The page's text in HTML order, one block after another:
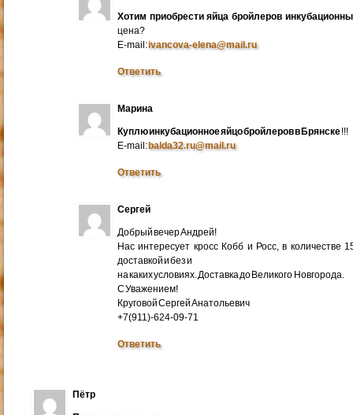
Хотим приобрести яйца бройлеров
цена?
E-mail:ivancova-elena@mail.ru
Ответить
Марина
Куплю инкубационное яйцо бройлеров в Брянске!!!
E-mail:balda32.ru@mail.ru
Ответить
Сергей
Добрый вечер Андрей!
Нас интересует кросс Кобб и Росс, в количестве
доставкой и без и
на каких условиях. Доставка до Великого Новгорода.
С Уважением!
Круговой Сергей Анатольевич
+7(911)-624-09-71
Ответить
Пётр